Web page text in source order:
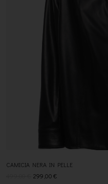
CAMICIA NERA IN PELLE
299,00€